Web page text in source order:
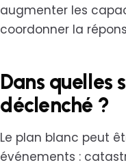
augmenter les
coordonner la
Dans quelles
déclenché ?
Le plan blanc peut
événements :